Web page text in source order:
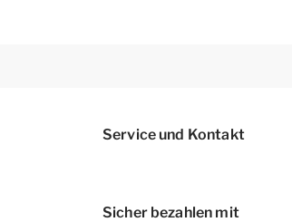
Service und Kontakt
Sicher bezahlen mit